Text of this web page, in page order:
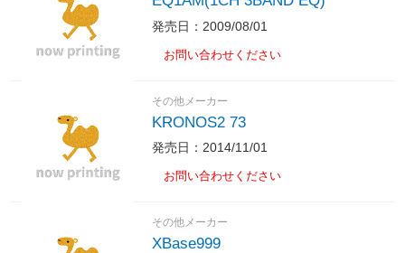
発売日：2009/08/01
お問い合わせください
その他メーカー
KRONOS2 73
発売日：2014/11/01
お問い合わせください
その他メーカー
XBase999